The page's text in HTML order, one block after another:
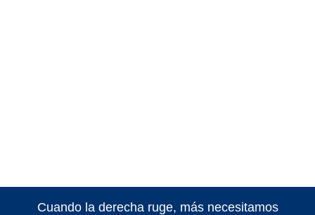
Cuando la derecha ruge, más necesitamos